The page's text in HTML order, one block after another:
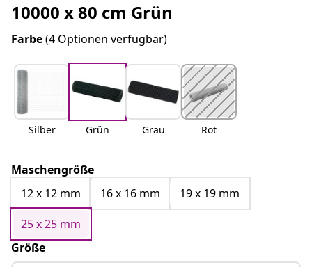
10000 x 80 cm Grün
Farbe(4 Optionen verfügbar)
Silber Grün Grau Rot
Maschengröße
12 x 12 mm
16 x 16 mm
19 x 19 mm
25 x 25 mm
Größe